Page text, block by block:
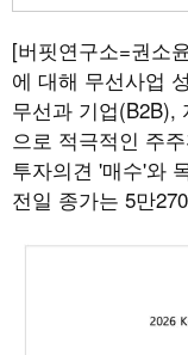
[버핏연구소=권소
에 대해 무선사업
무선과 기업(B2B),
으로 적극적인 주
투자의견 '매수'와
전일 종가는 5만